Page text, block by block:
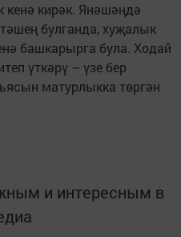
кирәк. Янәшәңдә
булганда, хуҗалык
башкарырга була. Ходай
үткәрү – үзе бер
матурлыкка төргән
и интересным в